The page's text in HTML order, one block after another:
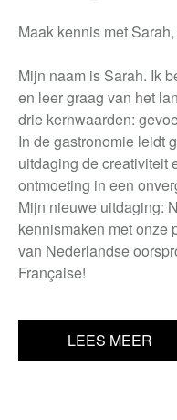
Maak kennis met
Mijn naam is Sarah. Ik
en leer graag van het
drie kernwaarden:
In de gastronomie leidt
uitdaging de creativiteit
ontmoeting in een
Mijn nieuwe uitdaging:
kennismaken met onze
van Nederlandse
Française!
LEES MEER